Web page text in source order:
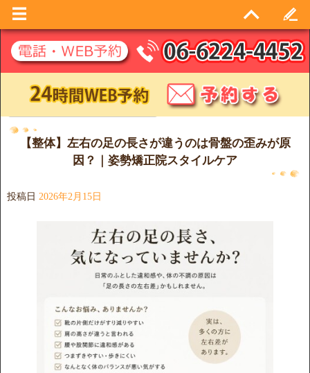
日別アーカイブ: 2026年2月15日
【整体】左右の足の長さが違うのは骨盤の歪みが原
因？｜姿勢矯正院スタイルケア
投稿日 2026年2月15日